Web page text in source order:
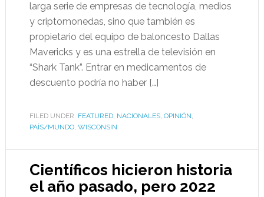
larga serie de empresas de tecnología, medios
y criptomonedas, sino que también es
propietario del equipo de baloncesto Dallas
Mavericks y es una estrella de televisión en
“Shark Tank”. Entrar en medicamentos de
descuento podría no haber […]
FILED UNDER: FEATURED, NACIONALES, OPINIÓN,
PAÍS/MUNDO, WISCONSIN
Científicos hicieron historia
el año pasado, pero 2022